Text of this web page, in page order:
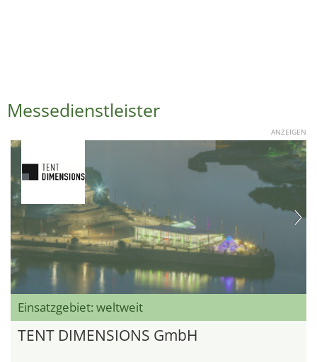
Messedienstleister
ANZEIGEN
Einsatzgebiet: weltweit
TENT DIMENSIONS GmbH